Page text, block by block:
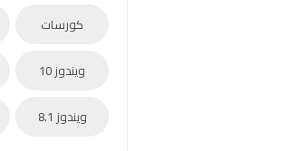
كورسات
ويندوز 10
ويندوز 8.1